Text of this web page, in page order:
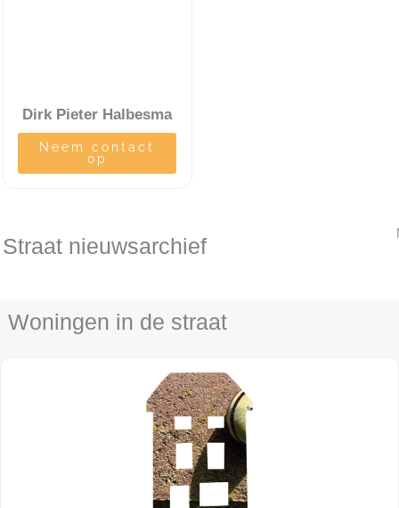
Dirk Pieter Halbesma
Neem contact
op
Straat nieuwsarchief
Woningen in de straat